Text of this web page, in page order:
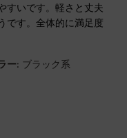
すいです。軽さと丈夫
です。全体的に満足度
ー: ブラック系